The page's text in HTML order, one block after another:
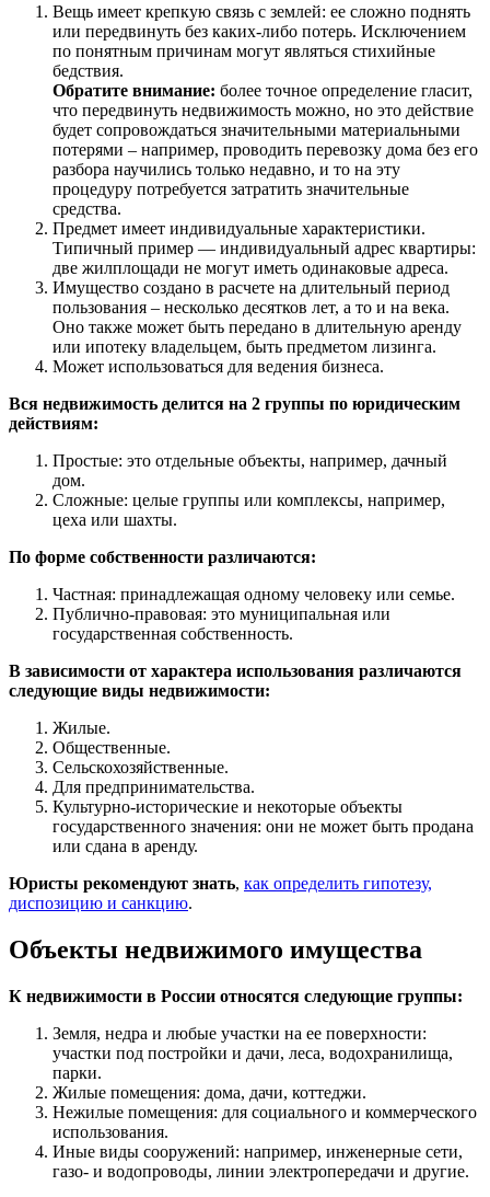
Вещь имеет крепкую связь с землей: ее сложно поднять
или передвинуть без каких-либо потерь. Исключением
по понятным причинам могут являться стихийные
бедствия.
Обратите внимание: более точное определение гласит,
что передвинуть недвижимость можно, но это действие
будет сопровождаться значительными материальными
потерями – например, проводить перевозку дома без его
разбора научились только недавно, и то на эту
процедуру потребуется затратить значительные
средства.
Предмет имеет индивидуальные характеристики.
Типичный пример — индивидуальный адрес квартиры:
две жилплощади не могут иметь одинаковые адреса.
Имущество создано в расчете на длительный период
пользования – несколько десятков лет, а то и на века.
Оно также может быть передано в длительную аренду
или ипотеку владельцем, быть предметом лизинга.
Может использоваться для ведения бизнеса.
Вся недвижимость делится на 2 группы по юридическим
действиям:
Простые: это отдельные объекты, например, дачный
дом.
Сложные: целые группы или комплексы, например,
цеха или шахты.
По форме собственности различаются:
Частная: принадлежащая одному человеку или семье.
Публично-правовая: это муниципальная или
государственная собственность.
В зависимости от характера использования различаются
следующие виды недвижимости:
Жилые.
Общественные.
Сельскохозяйственные.
Для предпринимательства.
Культурно-исторические и некоторые объекты
государственного значения: они не может быть продана
или сдана в аренду.
Юристы рекомендуют знать, как определить гипотезу,
диспозицию и санкцию.
Объекты недвижимого имущества
К недвижимости в России относятся следующие группы:
Земля, недра и любые участки на ее поверхности:
участки под постройки и дачи, леса, водохранилища,
парки.
Жилые помещения: дома, дачи, коттеджи.
Нежилые помещения: для социального и коммерческого
использования.
Иные виды сооружений: например, инженерные сети,
газо- и водопроводы, линии электропередачи и другие.